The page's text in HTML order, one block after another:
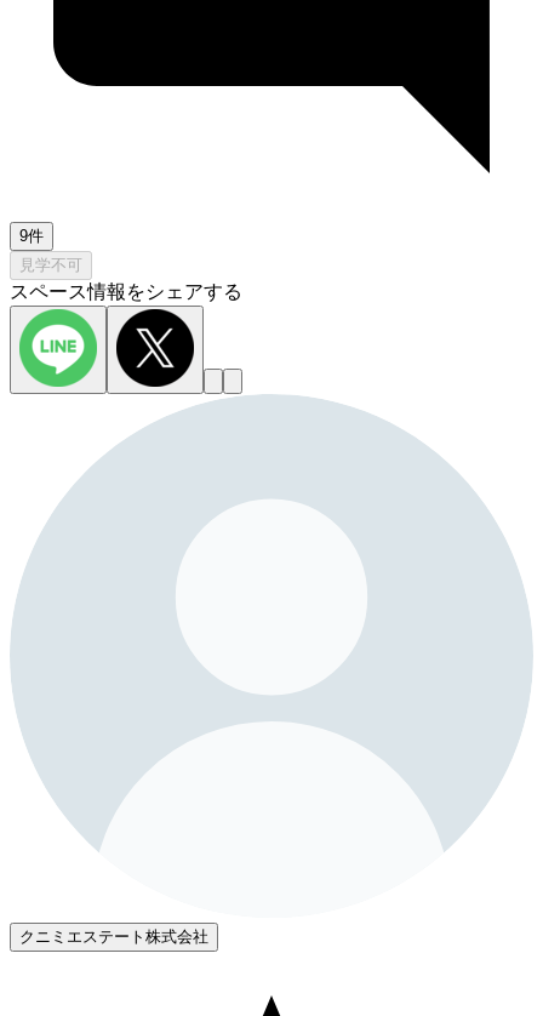
9件
見学不可
スペース情報をシェアする
クニミエステート株式会社